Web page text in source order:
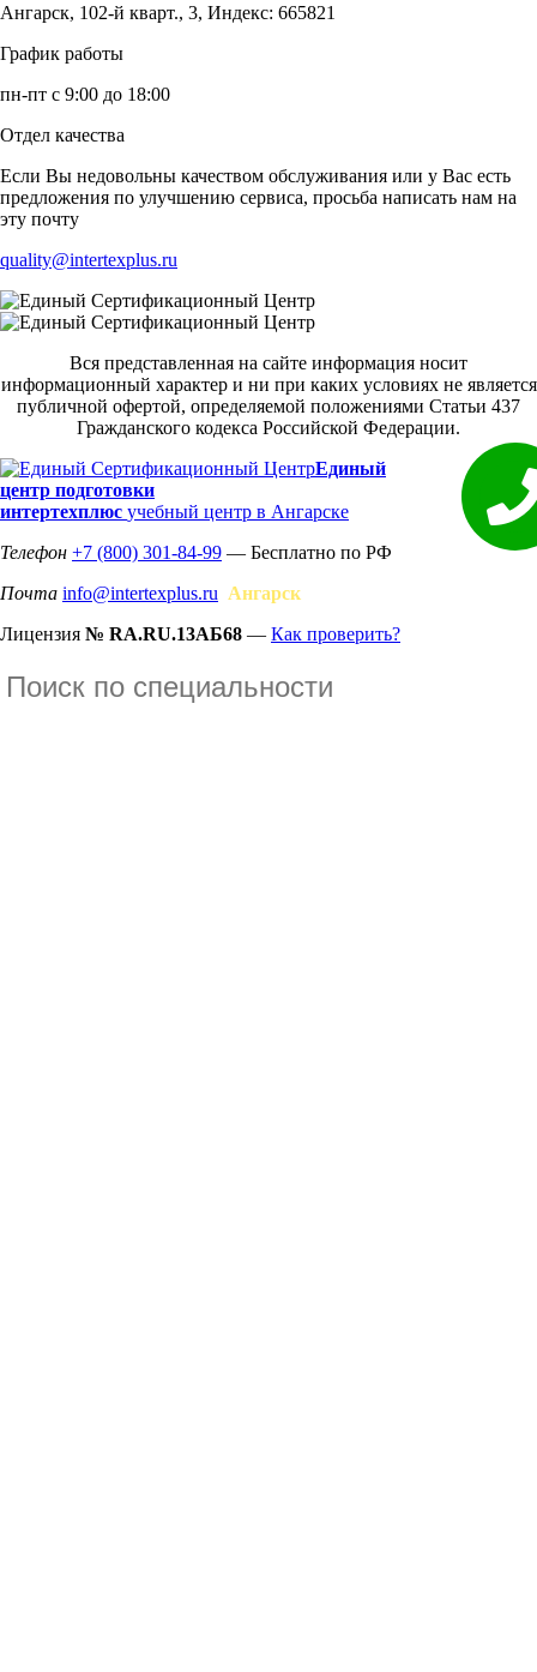
Ангарск, 102-й кварт., 3, Индекс: 665821
График работы
пн-пт с 9:00 до 18:00
Отдел качества
Если Вы недовольны качеством обслуживания или у Вас есть
предложения по улучшению сервиса, просьба написать нам на
эту почту
quality@intertexplus.ru
Вся представленная на сайте информация носит
информационный характер и ни при каких условиях не является
публичной офертой, определяемой положениями Статьи 437
Гражданского кодекса Российской Федерации.
Единый
центр подготовки
интертехплюс учебный центр в Ангарске
Телефон +7 (800) 301-84-99 — Бесплатно по РФ
Почта info@intertexplus.ru Ангарск
Лицензия № RA.RU.13АБ68 — Как проверить?